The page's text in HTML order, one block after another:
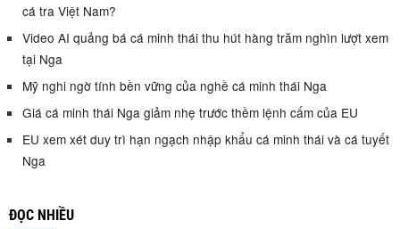
cá tra Việt Nam?
Video AI quảng bá cá minh thái thu hút hàng trăm nghìn lượt xem
tại Nga
Mỹ nghi ngờ tính bền vững của nghề cá minh thái Nga
Giá cá minh thái Nga giảm nhẹ trước thềm lệnh cấm của EU
EU xem xét duy trì hạn ngạch nhập khẩu cá minh thái và cá tuyết
Nga
ĐỌC NHIỀU